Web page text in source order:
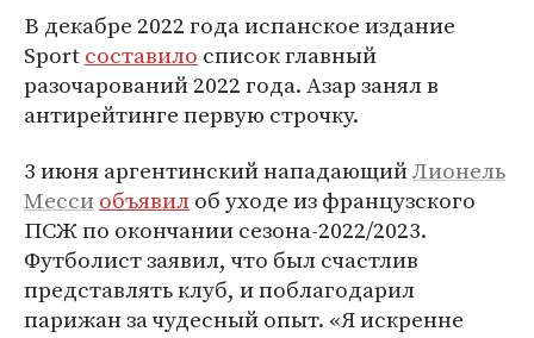
В декабре 2022 года испанское издание
Sportсоставило список главный
разочарований 2022 года. Азар занял в
антирейтинге первую строчку.
3 июня аргентинский нападающийЛионель
Мессиобъявилоб уходе из французского
ПСЖ по окончании сезона-2022/2023.
Футболист заявил, что был счастлив
представлять клуб, и поблагодарил
парижан за чудесный опыт. «Я искренне